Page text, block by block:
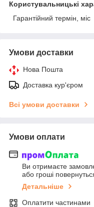
Користувальницькі
Гарантійний термін, міс
Умови доставки
Нова Пошта
Доставка кур'єром
Всі умови доставки
Умови оплати
Ви отримаєте
або гроші
Детальніше
Оплатити частинами